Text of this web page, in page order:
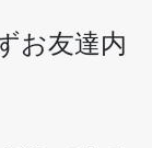
お友達内